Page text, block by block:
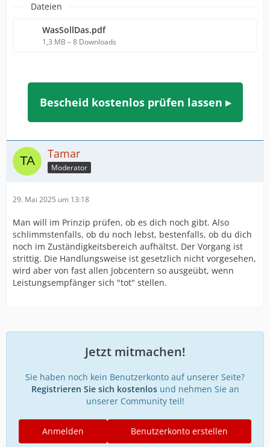
Dateien
WasSollDas.pdf
1,3 MB – 8 Downloads
Bescheid kostenlos prüfen lassen ▸
Tamar
Moderator
29. Mai 2025 um 13:18
Man will im Prinzip prüfen, ob es dich noch gibt. Also
schlimmstenfalls, ob du noch lebst, bestenfalls, ob du dich
noch im Zuständigkeitsbereich aufhältst. Der Vorgang ist
strittig. Die Handlungsweise ist gesetzlich nicht vorgesehen,
wird aber von fast allen Jobcentern so ausgeübt, wenn
Leistungsempfänger sich "tot" stellen.
Jetzt mitmachen!
Sie haben noch kein Benutzerkonto auf unserer Seite?
Registrieren Sie sich kostenlosund nehmen Sie an
unserer Community teil!
Benutzerkonto erstellen
Anmelden